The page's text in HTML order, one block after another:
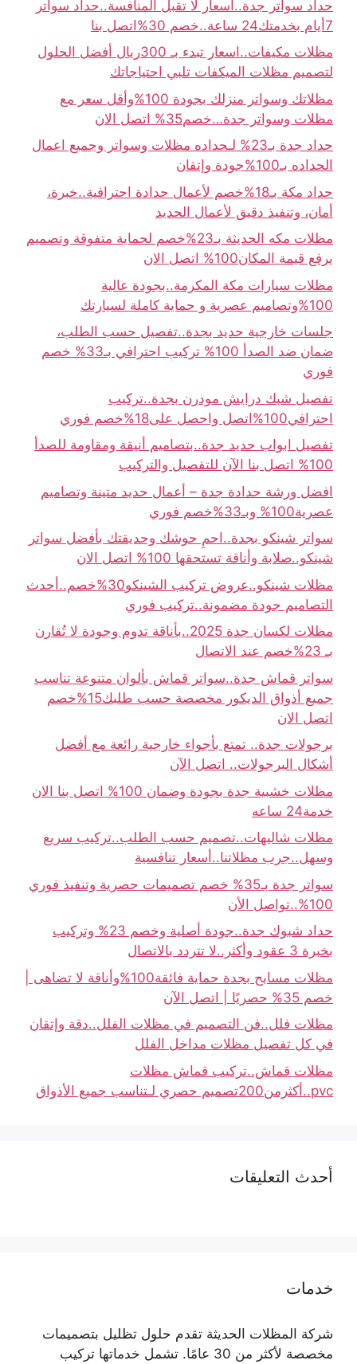
حداد سواتر جدة..أسعار لا تقبل المنافسة..حداد سواتر
7أيام بخدمتك24 ساعة..خصم 30%اتصل بنا
مظلات مكيفات..اسعار تبدء بـ 300ريال أفضل الحلول
لتصميم مظلات الميكفات تلبي احتياجاتك
مظلاتك وسواتر منزلك بجودة 100%وأقل سعر مع
مظلات وسواتر جدة…خصم35% اتصل الان
حداد جدة بـ23% لـحداده مظلات وسواتر وجميع اعمال
الحداده بـ100%جودة وإتقان
حداد مكة بـ18%خصم لأعمال حدادة احترافية..خبرة،
أمان، وتنفيذ دقيق لأعمال الحديد
مظلات مكه الحديثة بـ23%خصم لحماية متفوقة وتصميم
يرفع قيمة المكان100% اتصل الان
مظلات سيارات مكة المكرمة..بجودة عالية
100%وتصاميم عصرية و حماية كاملة لسيارتك
جلسات خارجية حديد بجدة..تفصيل حسب الطلب،
ضمان ضد الصدأ 100% تركيب احترافي بـ33% خصم
فوري
تفصيل شبك درايش مودرن بجدة..تركيب
احترافي100%اتصل واحصل على18%خصم فوري
تفصيل ابواب حديد جدة..بتصاميم أنيقة ومقاومة للصدأ
100% اتصل بنا الآن للتفصيل والتركيب
افضل ورشة حدادة جدة – أعمال حديد متينة وتصاميم
عصرية100% وبـ33%خصم فوري
سواتر شينكو بجدة..احمِ حوشك وحديقتك بأفضل سواتر
شينكو..صلابة وأناقة تستحقها 100% اتصل الان
مظلات شينكو..عروض تركيب الشينكو30%خصم..أحدث
التصاميم جودة مضمونة..تركيب فوري
مظلات لكسان جدة 2025..بأناقة تدوم وجودة لا تُقارن
بـ 23%خصم عند الاتصال
سواتر قماش جدة..سواتر قماش بألوان متنوعة تناسب
جميع أذواق الديكور مخصصة حسب طلبك15%خصم
اتصل الان
برجولات جدة.. تمتع بأجواء خارجية رائعة مع أفضل
أشكال البرجولات.. اتصل الآن
مظلات خشبية جدة بجودة وضمان 100% اتصل بنا الان
خدمة24 ساعه
مظلات شاليهات..تصميم حسب الطلب..تركيب سريع
وسهل..جرب مظلاتنا..أسعار تنافسية
سواتر جدة بـ35% خصم تصميمات حصرية وتنفيذ فوري
100%..تواصل الأن
حداد شبوك جدة..جودة أصلية وخصم 23% وتركيب
بخبرة 3 عقود وأكثر..لا تتردد بالاتصال
مظلات مسابح بجدة حماية فائقة100%وأناقة لا تضاهى |
خصم 35% حصريًا | اتصل الآن
مظلات فلل..فن التصميم في مظلات الفلل..دقة وإتقان
في كل تفصيل مظلات مداخل الفلل
مظلات قماش..تركيب قماش مظلات
pvc..أكثرمن200تصميم حصري لـتناسب جميع الأذواق
أحدث التعليقات
خدمات
شركة المظلات الحديثة تقدم حلول تظليل بتصميمات
مخصصة لأكثر من 30 عامًا. تشمل خدماتها تركيب